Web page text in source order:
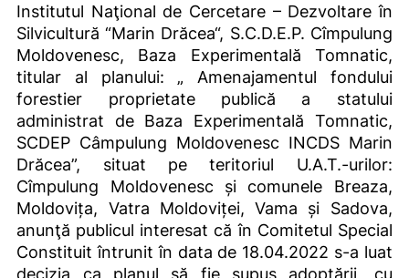
Institutul Naţional de Cercetare – Dezvoltare în
Silvicultură “Marin Drăcea“, S.C.D.E.P. Cîmpulung
Moldovenesc, Baza Experimentală Tomnatic,
titular al planului: „ Amenajamentul fondului
forestier proprietate publică a statului
administrat de Baza Experimentală Tomnatic,
SCDEP Câmpulung Moldovenesc INCDS Marin
Drăcea”, situat pe teritoriul U.A.T.-urilor:
Cîmpulung Moldovenesc și comunele Breaza,
Moldovița, Vatra Moldoviței, Vama și Sadova,
anunţă publicul interesat că în Comitetul Special
Constituit întrunit în data de 18.04.2022 s-a luat
decizia ca planul să fie supus adoptării, cu